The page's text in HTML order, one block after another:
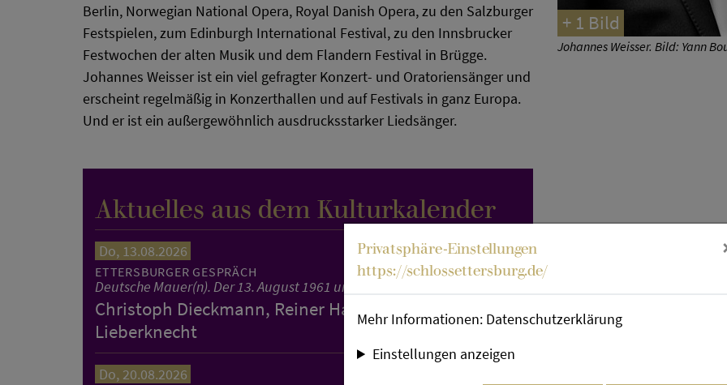
Berlin, Norwegian National Opera, Royal Danish Opera, zu den Salzburger
Festspielen, zum Edinburgh International Festival, zu den Innsbrucker
Festwochen der alten Musik und dem Flandern Festival in Brügge.
Johannes Weisser ist ein viel gefragter Konzert- und Oratoriensänger und
erscheint regelmäßig in Konzerthallen und auf Festivals in ganz Europa.
Und er ist ein außergewöhnlich ausdrucksstarker Liedsänger.
+ 1 Bild
Johannes Weisser. Bild: Yann
Aktuelles aus dem Kulturkalender
Do, 13.08.2026
ETTERSBURGER GESPRÄCH
Deutsche Mauer(n). Der 13. August 1961 und die Folgen
Christoph Dieckmann, Reiner Haseloff und Christine
Lieberknecht
Do, 20.08.2026
Privatsphäre-Einstellungen
https://schlossettersburg.de/
Mehr Informationen: Datenschutzerklärung
Einstellungen anzeigen